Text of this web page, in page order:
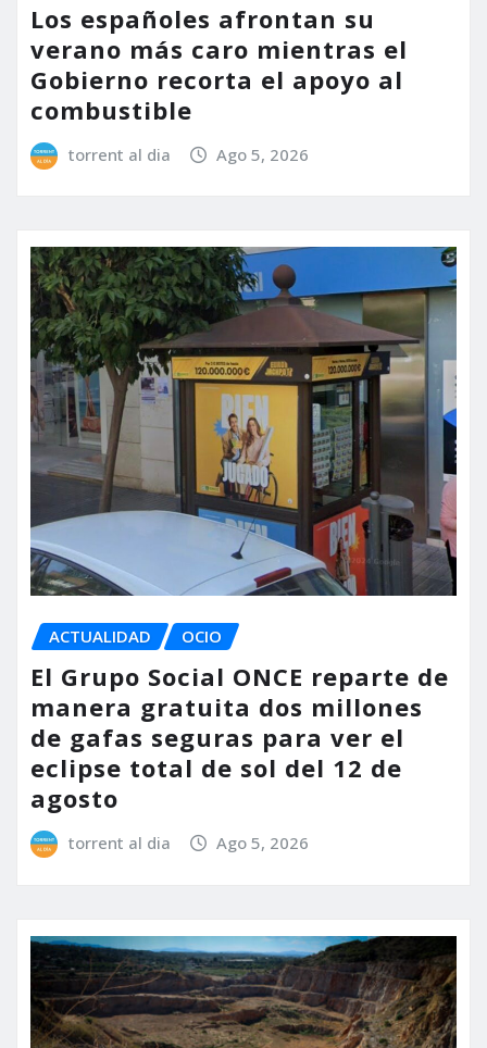
Los españoles afrontan su
verano más caro mientras el
Gobierno recorta el apoyo al
combustible
torrent al dia Ago 5, 2026
ACTUALIDAD OCIO
El Grupo Social ONCE reparte de
manera gratuita dos millones
de gafas seguras para ver el
eclipse total de sol del 12 de
agosto
torrent al dia Ago 5, 2026